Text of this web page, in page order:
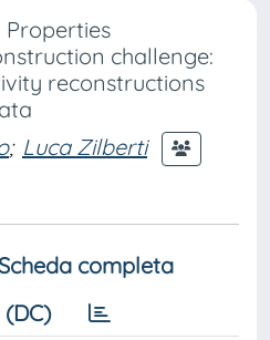
Properties
challenge:
reconstructions
; Luca Zilberti
completa